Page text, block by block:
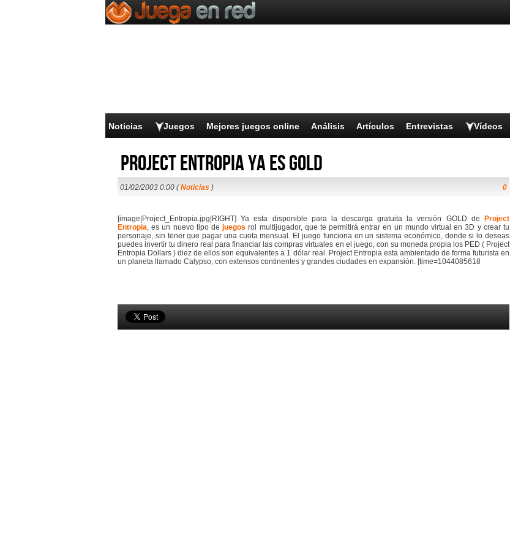
Noticias Juegos Mejores juegos online Análisis Artículos Entrevistas Vídeos
Project Entropia ya es GOLD
01/02/2003 0:00 (Noticias ) 0
[image|Project_Entropia.jpg|RIGHT] Ya esta disponible para la descarga gratuita la versión GOLD de
Project
Entropia, es un nuevo tipo dejuegos rol multijugador, que te permitirá entrar en un mundo virtual en 3D y crear tu
personaje, sin tener que pagar una cuota mensual. El juego funciona en un sistema económico, donde si lo deseas
puedes invertir tu dinero real para financiar las compras virtuales en el juego, con su moneda propia los PED ( Project
Entropia Dollars ) diez de ellos son equivalentes a 1 dólar real. Project Entropia esta ambientado de forma futurista en
un planeta llamado Calypso, con extensos continentes y grandes ciudades en expansión. [time=1044085618